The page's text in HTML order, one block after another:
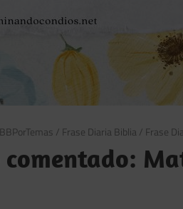
/ Frase Diaria Biblia / Frase